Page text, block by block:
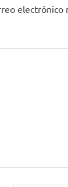
electrónico